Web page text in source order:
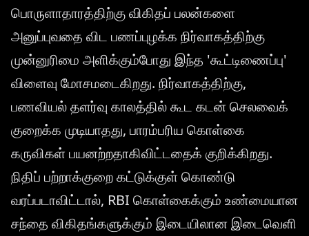
பொருளாதாரத்திற்கு விகிதப் பலன்களை
அனுப்புவதை விட பணப்புழக்க நிர்வாகத்திற்கு
முன்னுரிமை அளிக்கும்போது இந்த 'கூட்டிணைப்பு'
விளைவு மோசமடைகிறது. நிர்வாகத்திற்கு,
பணவியல் தளர்வு காலத்தில் கூட கடன் செலவைக்
குறைக்க முடியாதது, பாரம்பரிய கொள்கை
கருவிகள் பயனற்றதாகிவிட்டதைக் குறிக்கிறது.
நிதிப் பற்றாக்குறை கட்டுக்குள் கொண்டு
வரப்படாவிட்டால், RBI கொள்கைக்கும் உண்மையான
சந்தை விகிதங்களுக்கும் இடையிலான இடைவெளி